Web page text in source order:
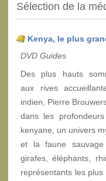
Sélection de la
Kenya, le plus
DVD Guides
Des plus hauts
aux rives
indien, Pierre
dans les
kenyane, un univers
et la faune sauvage
girafes, éléphants,
représentants les